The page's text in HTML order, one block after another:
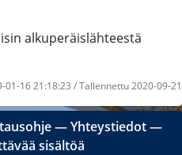
alkuperäislähteestä
01-16 21:18:23 / Tallennettu 2020-09-21
―Yhteystiedot―
sisältöä